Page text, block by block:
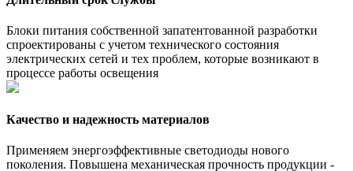
Блоки питания собственной запатентованной разработки
спроектированы с учетом технического состояния
электрических сетей и тех проблем, которые возникают в
процессе работы освещения
Качество и надежность материалов
Применяем энергоэффективные светодиоды нового
поколения. Повышена механическая прочность продукции -